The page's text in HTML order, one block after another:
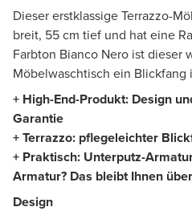
Dieser erstklassige Terrazzo-
breit, 55 cm tief und hat eine
Farbton Bianco Nero ist dieser
Möbelwaschtisch ein Blickfang
+ High-End-Produkt: Design
Garantie
+ Terrazzo: pflegeleichter
+ Praktisch: Unterputz-
Armatur? Das bleibt Ihnen
Design